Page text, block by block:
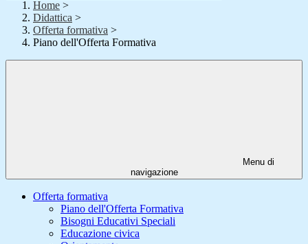
Home >
Didattica >
Offerta formativa >
Piano dell'Offerta Formativa
Menu di
navigazione
Offerta formativa
Piano dell'Offerta Formativa
Bisogni Educativi Speciali
Educazione civica